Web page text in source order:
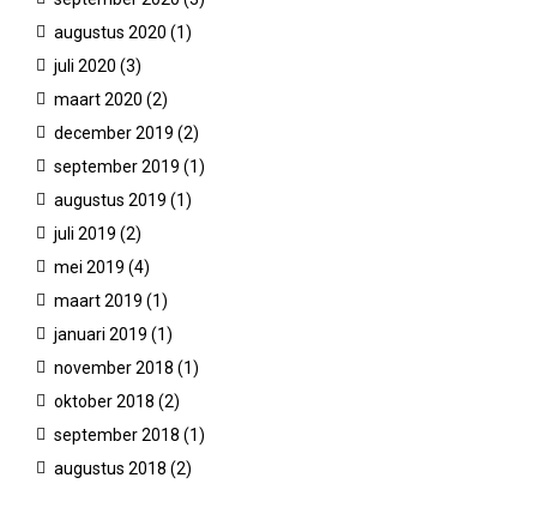
Plagiaat en fraude
augustus 2020 (1)
juli 2020 (3)
maart 2020 (2)
december 2019 (2)
september 2019 (1)
augustus 2019 (1)
juli 2019 (2)
mei 2019 (4)
maart 2019 (1)
januari 2019 (1)
november 2018 (1)
oktober 2018 (2)
september 2018 (1)
augustus 2018 (2)